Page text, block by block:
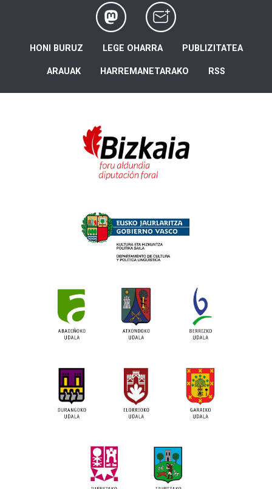
HONI BURUZ LEGE OHARRA PUBLIZITATEA
ARAUAK HARREMANETARAKO RSS